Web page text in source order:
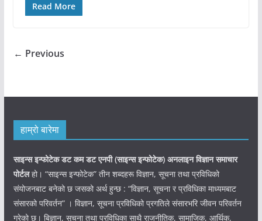
Read More
← Previous
हाम्रो बारेमा
साइन्स इन्फोटेक डट कम डट एनपी (साइन्सइन्फोटेक) अनलाइन विज्ञान समाचार
पोर्टलहो। “साइन्स इन्फोटेक” तीन शब्दहरू विज्ञान, सूचना तथा प्रविधिको
संयोजनबाट बनेको छ जसको अर्थ हुन्छ : “विज्ञान, सूचना र प्रविधिका माध्यमबाट
संसारको परिवर्तन” । विज्ञान, सूचना प्रविधिको प्रगतिले संसारभरि जीवन परिवर्तन
गरेको छ। बिज्ञान, सूचना तथा प्रविधिका साथै राजनीतिक, सामाजिक, आर्थिक,